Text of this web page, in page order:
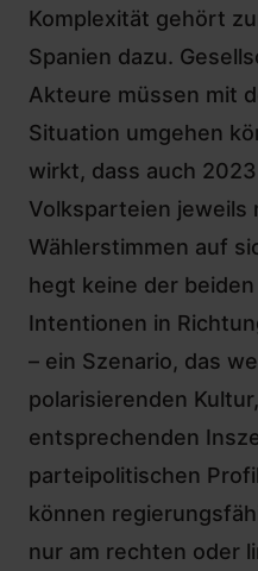
Komplexität gehört
Spanien dazu.
Akteure müssen mit
Situation umgehen
wirkt, dass auch
Volksparteien jeweils
Wählerstimmen auf
hegt keine der
Intentionen in
– ein Szenario, das
polarisierenden
entsprechenden
parteipolitischen
können
nur am rechten oder